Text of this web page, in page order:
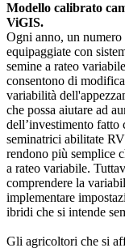
Modello calibrato
ViGIS.
Ogni anno, un
equipaggiate con
semine a rateo
consentono di
variabilità
che possa aiutare ad
dell’investimento
seminatrici abilitate
rendono più semplice
a rateo variabile.
comprendere la
implementare
ibridi che si intende
Gli agricoltori che si